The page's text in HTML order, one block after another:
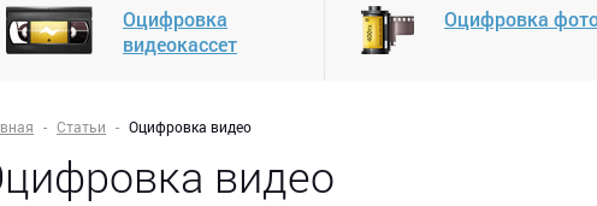
Оцифровка
видеокассет
Оцифровка
Статьи Оцифровка видео
видео